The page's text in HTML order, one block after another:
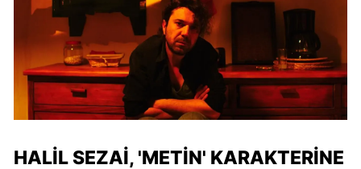
HALIL SEZAI, 'METIN' KARAKTERINE